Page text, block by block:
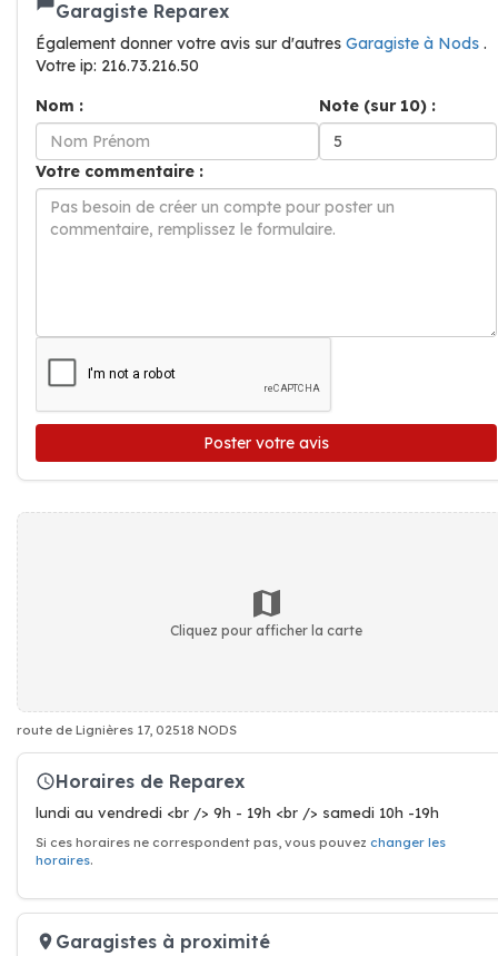
Garagiste Reparex
Également donner votre avis sur d'autres Garagiste à Nods .
Votre ip: 216.73.216.50
Nom :
Note (sur 10) :
Votre commentaire :
Poster votre avis
Cliquez pour afficher la carte
route de Lignières 17, 02518 NODS
Horaires de Reparex
lundi au vendredi <br /> 9h - 19h <br /> samedi 10h -19h
Si ces horaires ne correspondent pas, vous pouvez changer les
horaires.
Garagistes à proximité